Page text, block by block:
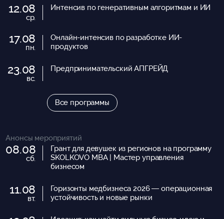
12.08
ср.
Интенсив по генеративным алгоритмам и ИИ
17.08
пн.
Онлайн-интенсив по разработке ИИ-
продуктов
23.08
вс.
Предпринимательский АПГРЕЙД
Все программы
Анонсы мероприятий
08.08
сб.
Грант для девушек из регионов на программу
SKOLKOVO MBA | Мастер управления
бизнесом
11.08
вт.
Горизонты медбизнеса 2026 — операционная
устойчивость и новые рынки